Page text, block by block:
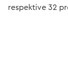
respektive 32